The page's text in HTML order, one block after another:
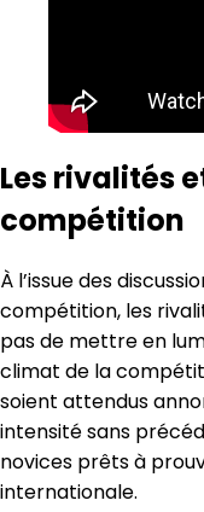
Les rivalités
compétition
À l’issue des
compétition, les
pas de mettre en
climat de la
soient attendus
intensité sans
novices prêts à
internationale.